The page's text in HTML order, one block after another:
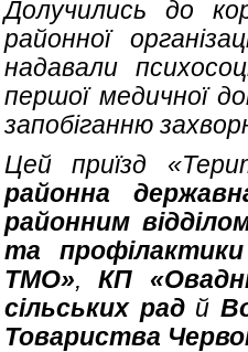
Долучились до
районної
надавали
першої медичної
запобіганню
Цей приїзд
районна
районним
та
ТМО»,КП
сільських радй
Товариства